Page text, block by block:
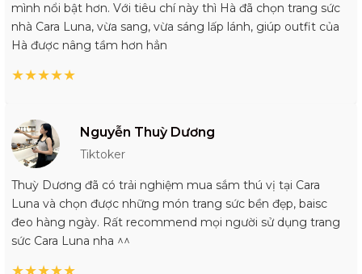
mình nổi bật hơn. Với tiêu chí này thì Hà đã chọn trang sức
nhà Cara Luna, vừa sang, vừa sáng lấp lánh, giúp outfit của
Hà được nâng tầm hơn hẳn
★★★★★
Nguyễn Thuỳ Dương
Tiktoker
Thuỳ Dương đã có trải nghiệm mua sắm thú vị tại Cara
Luna và chọn được những món trang sức bền đẹp, baisc
đeo hàng ngày. Rất recommend mọi người sử dụng trang
sức Cara Luna nha ^^